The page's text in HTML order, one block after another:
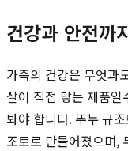
건강과 안전까
가족의 건강은 무엇과
살이 직접 닿는 제품
봐야 합니다. 뚜누 규
조토로 만들어졌으며,